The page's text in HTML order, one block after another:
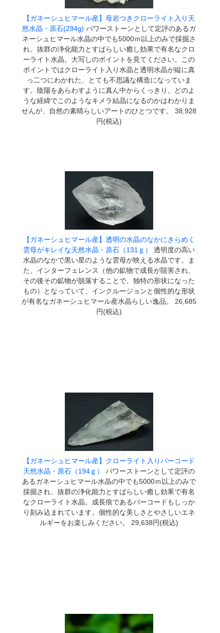
【ガネーシュヒマール産】母岩つきクローライト入り天
然水晶・原石(294g) パワーストーンとして定評のあるガ
ネーシュヒマール水晶の中でも5000ｍ以上のみで採掘さ
れ、抜群の浄化能力とすばらしい癒し効果で有名なクロ
ーライト水晶。大写しのポイントを見てください。この
ポイントではクローライト入り水晶と透明水晶が縦に真
っ二つにわかれた、とても不思議な構造になっていま
す。陰陽をあらわすように真ん中からくっきり。どのよ
うな経緯でこのようなキメラ結晶になるのかはわかりま
せんが、自然の素晴らしいアートのひとつです。 38,928
円(税込)
【ガネーシュヒマール産】透明の水晶のなかにきらめく
雲母がキレイな天然水晶・原石（131ｇ）
透明度の高い
水晶のなかで黒い星のような雲母が映える水晶です。ま
た、インターフェレンス（他の鉱物で成長が阻害され、
その後その鉱物が脱落することで、独特の形状になった
もの）となっていて、インクルージョンと個性的な形状
が有名なガネーシュヒマール産水晶らしい逸品。 26,685
円(税込)
【ガネーシュヒマール産】クローライト入りバーコード
天然水晶・原石（194ｇ）
パワーストーンとして定評の
あるガネーシュヒマール水晶の中でも5000ｍ以上のみで
採掘され、抜群の浄化能力とすばらしい癒し効果で有名
なクローライト水晶。成長痕であるバーコードもしっか
り刻み込まれています。個性的な美しさとやさしいエネ
ルギーをお楽しみください。 29,638円(税込)